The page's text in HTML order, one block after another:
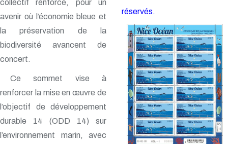
collectif renforcé, pour un
avenir où l’économie bleue et
la préservation de la
biodiversité avancent de
concert.
Ce sommet vise à
renforcer la mise en œuvre de
l’objectif de développement
durable 14 (ODD 14) sur
l’environnement marin, avec
réservés.